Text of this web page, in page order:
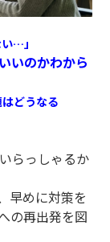
…」
いのかわから
どうなる
らっしゃるか
早めに対策を
の再出発を図